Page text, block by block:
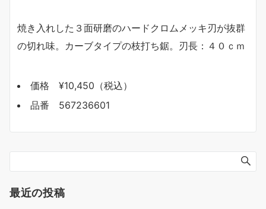
焼き入れした３面研磨のハードクロムメッキ刃が抜群
の切れ味。カーブタイプの枝打ち鋸。刃長：４０ｃｍ
価格 ¥10,450（税込）
品番 567236601
最近の投稿